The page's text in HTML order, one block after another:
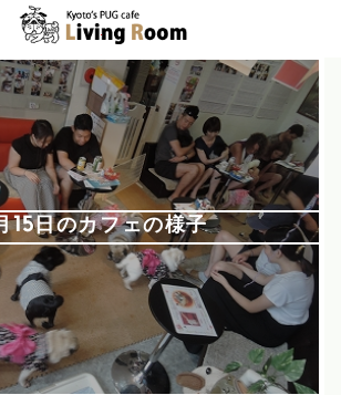
15日のカフェの様子